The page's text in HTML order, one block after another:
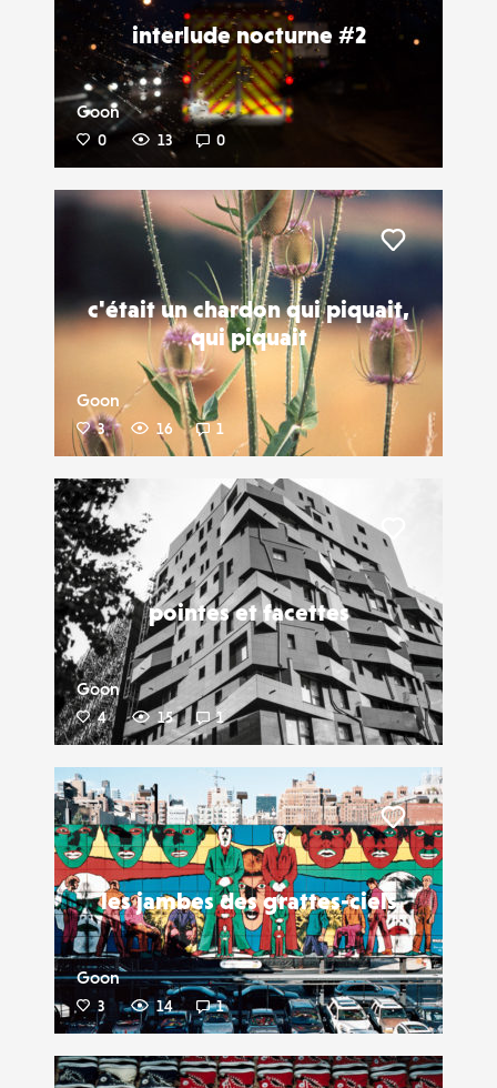
interlude nocturne #2
Goon
0 13 0
c'était un chardon qui piquait,
qui piquait
Goon
3 16 1
Liker
pointes et facettes
Goon
4 15 1
les jambes des grattes-ciels
Goon
3 14 1
Liker